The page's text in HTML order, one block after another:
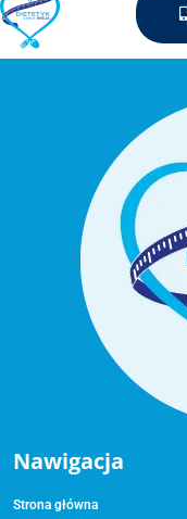
Nawigacja
Strona główna